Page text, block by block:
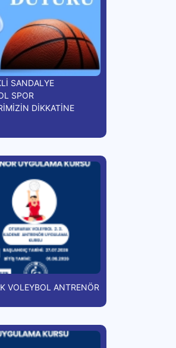
SANDALYE
SPOR
DİKKATİNE
VOLEYBOL ANTRENÖR